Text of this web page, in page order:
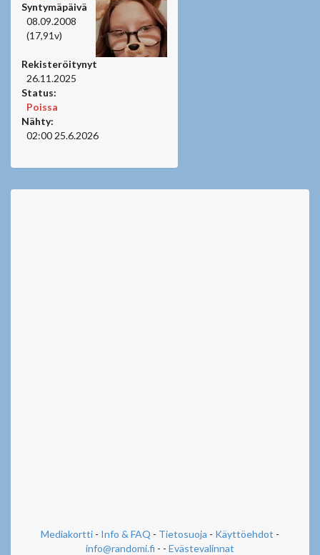
Syntymäpäivä
08.09.2008
(17,91v)
Rekisteröitynyt
26.11.2025
Status:
Poissa
Nähty:
02:00 25.6.2026
Mediakortti - Info & FAQ - Tietosuoja - Käyttöehdot -
info@randomi.fi - - Evästevalinnat